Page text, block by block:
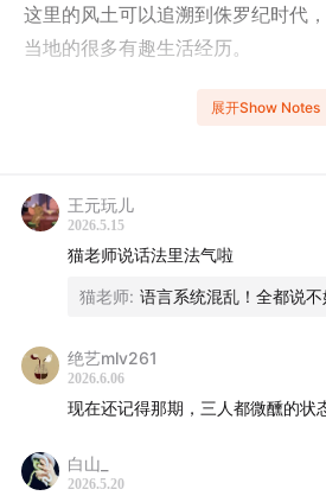
这里的风土可以追溯到侏罗纪时代
当地的很多有趣生活经历。
如果您对葡萄酒、烈酒、啤酒或其
关注「杯弓舌瘾」公众号，或微信
交流群，欢迎您参与互动。
钱老板（小红书：@钱老板）
- 互动方式 -
展开Show Notes
王元玩儿
2026.5.15
猫老师说话法里法气啦
猫老师: 语言系统混乱！全都说
绝艺mlv261
2026.6.06
现在还记得那期，三人都微醺的状
白山_
2026.5.20